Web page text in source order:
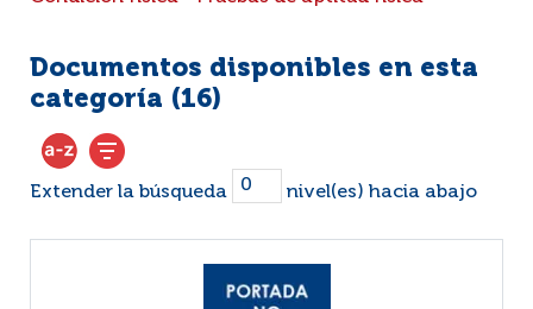
Documentos disponibles en esta
categoría (16)
Extender la búsqueda nivel(es) hacia abajo